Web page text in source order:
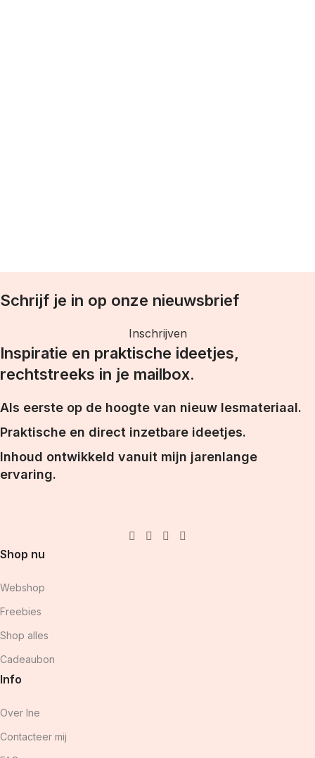
Schrijf je in op onze nieuwsbrief
Inschrijven
Inspiratie en praktische ideetjes,
rechtstreeks in je mailbox.
Als eerste op de hoogte van nieuw lesmateriaal.
Praktische en direct inzetbare ideetjes.
Inhoud ontwikkeld vanuit mijn jarenlange
ervaring.
Shop nu
Webshop
Freebies
Shop alles
Cadeaubon
Info
Over Ine
Contacteer mij